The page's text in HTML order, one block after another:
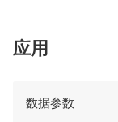
应用
数据参数